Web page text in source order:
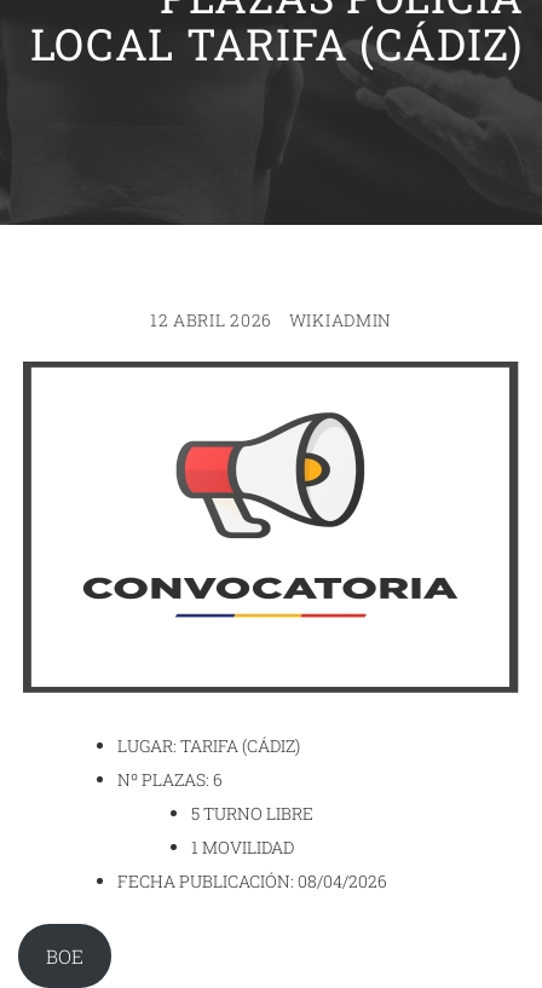
LOCAL TARIFA (CÁDIZ)
12 ABRIL 2026 WIKIADMIN
LUGAR: TARIFA (CÁDIZ)
Nº PLAZAS: 6
5 TURNO LIBRE
1 MOVILIDAD
FECHA PUBLICACIÓN: 08/04/2026
BOE